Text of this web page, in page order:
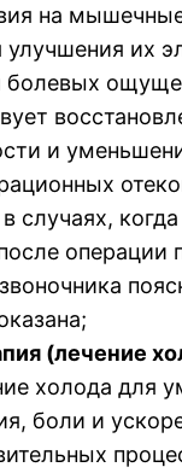
на
улучшения их
болевых
и
случаях,
операции
(лечение
холода для
боли и